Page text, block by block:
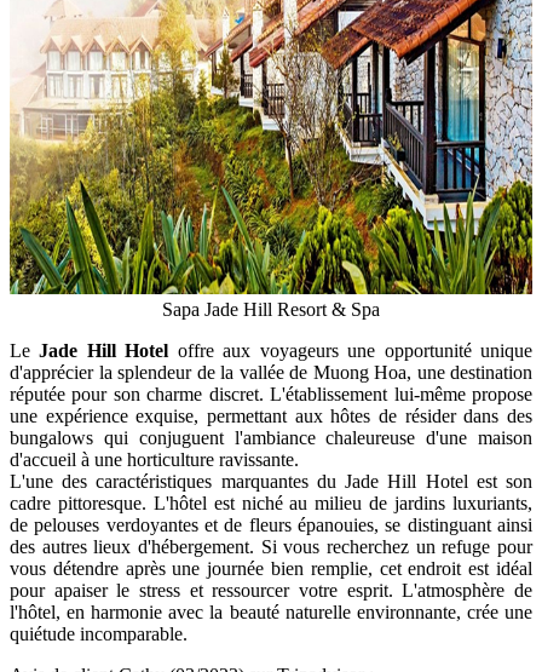
Sapa Jade Hill Resort & Spa
LeJade Hill Hotel offre aux voyageurs une opportunité unique
d'apprécier la splendeur de la vallée de Muong Hoa, une destination
réputée pour son charme discret. L'établissement lui-même propose
une expérience exquise, permettant aux hôtes de résider dans des
bungalows qui conjuguent l'ambiance chaleureuse d'une maison
d'accueil à une horticulture ravissante.
L'une des caractéristiques marquantes du Jade Hill Hotel est son
cadre pittoresque. L'hôtel est niché au milieu de jardins luxuriants,
de pelouses verdoyantes et de fleurs épanouies, se distinguant ainsi
des autres lieux d'hébergement. Si vous recherchez un refuge pour
vous détendre après une journée bien remplie, cet endroit est idéal
pour apaiser le stress et ressourcer votre esprit. L'atmosphère de
l'hôtel, en harmonie avec la beauté naturelle environnante, crée une
quiétude incomparable.